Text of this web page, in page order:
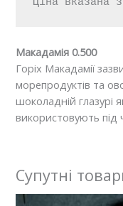
Макадамія 0.500
Горіх Макадамії
морепродуктів та
шоколадній глазурі
використовують
Супутні